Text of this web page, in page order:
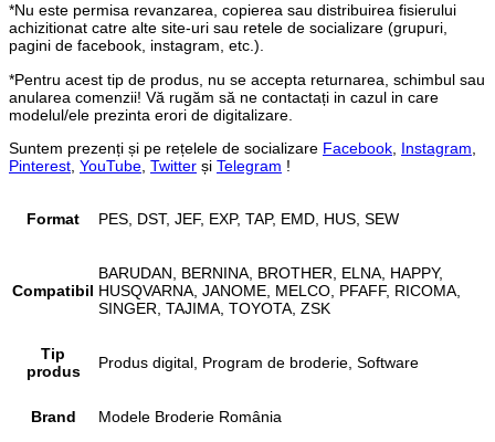
*Nu este permisa revanzarea, copierea sau distribuirea fisierului
achizitionat catre alte site-uri sau retele de socializare (grupuri,
pagini de facebook, instagram, etc.).
*Pentru acest tip de produs, nu se accepta returnarea, schimbul sau
anularea comenzii! Vă rugăm să ne contactați in cazul in care
modelul/ele prezinta erori de digitalizare.
Suntem prezenți și pe rețelele de socializare Facebook Instagram
Pinterest YouTube Twitter și Telegram !
Format PES, DST, JEF, EXP, TAP, EMD, HUS, SEW
Compatibil
BARUDAN, BERNINA, BROTHER, ELNA, HAPPY,
HUSQVARNA, JANOME, MELCO, PFAFF, RICOMA,
SINGER, TAJIMA, TOYOTA, ZSK
Tip
produs
Produs digital, Program de broderie, Software
Brand Modele Broderie România